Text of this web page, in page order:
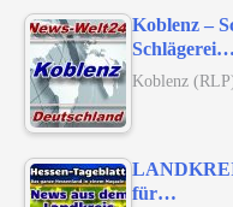
Koblenz –
Schlägerei…
Koblenz
für…